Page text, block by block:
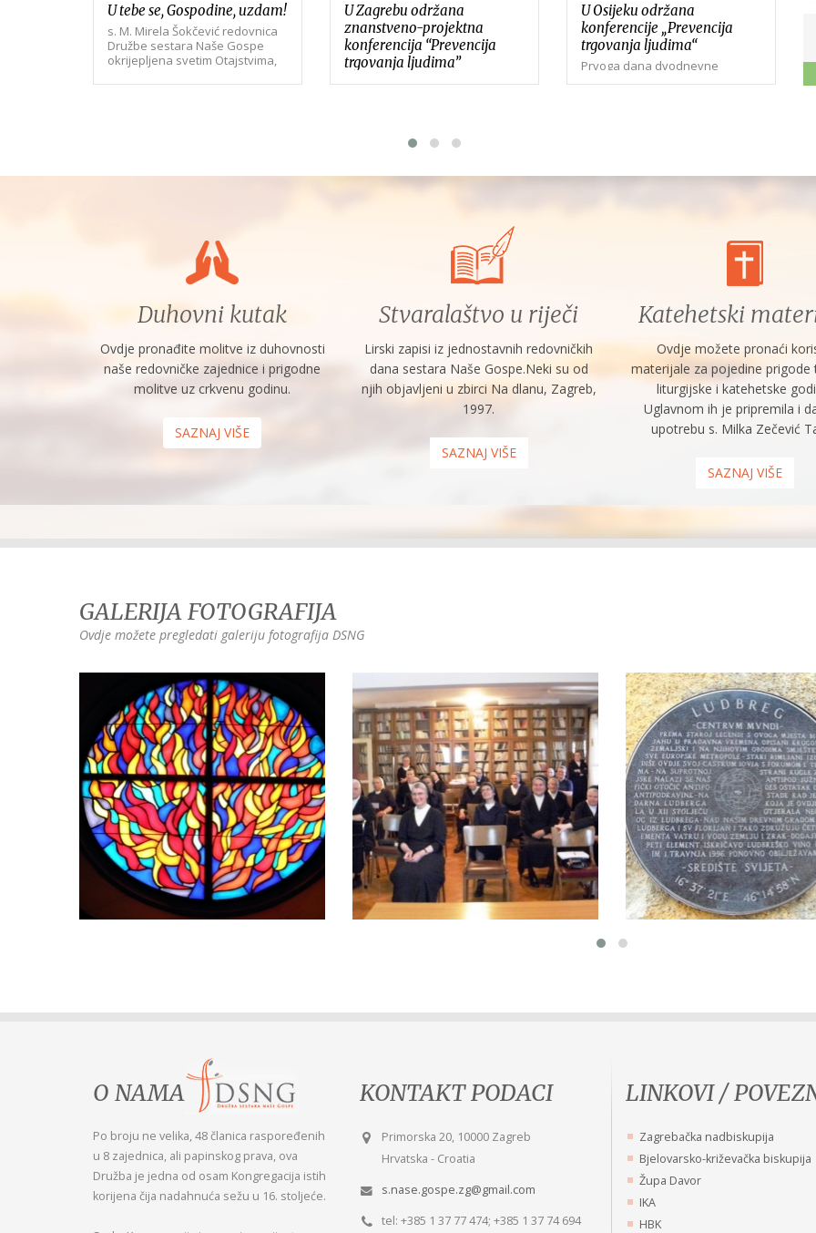
U tebe se, Gospodine, uzdam!
s. M. Mirela Šokčević redovnica
Družbe sestara Naše Gospe
okrijepljena svetim Otajstvima,
preminula 9. siječnja...
U Zagrebu održana
znanstveno-projektna
konferencija “Prevencija
trgovanja ljudima”
Znanstveno-projektna
bogoslovnog fakulteta u
U Osijeku održana
konferencije „Prevencija
trgovanja ljudima“
Prvoga dana dvodnevne
konferencije “Prevencija
Duhovni kutak
Ovdje pronađite molitve iz duhovnosti
naše redovničke zajednice i prigodne
molitve uz crkvenu godinu.
SAZNAJ VIŠE
Stvaralaštvo u riječi
Lirski zapisi iz jednostavnih redovničkih
dana sestara Naše Gospe.Neki su od
njih objavljeni u zbirci Na dlanu, Zagreb,
1997.
SAZNAJ VIŠE
Katehetski
Ovdje možete pronaći
materijale za pojedine prigode
liturgijske i katehetske
Uglavnom ih je pripremila i
upotrebu s. Milka Zečević
SAZNAJ VIŠE
GALERIJA FOTOGRAFIJA
Ovdje možete pregledati galeriju fotografija DSNG
O NAMA
Po broju ne velika, 48 članica raspoređenih
u 8 zajednica, ali papinskog prava, ova
Družba je jedna od osam Kongregacija istih
korijena čija nadahnuća sežu u 16. stoljeće.
KONTAKT PODACI
Primorska 20, 10000 Zagreb
Hrvatska - Croatia
s.nase.gospe.zg@gmail.com
tel: +385 1 37 77 474; +385 1 37 74 694
LINKOVI /
Zagrebačka nadbiskupija
Bjelovarsko-križevačka biskupija
Župa Davor
IKA
HBK
Prava i sabrana molitva dizat će se prema
nebu iz duše: smirene, krotke, blage.
Što koristi dati čovjeku mnogo
ne naučiti ga da bude dobar?
Misli sv. Petra Fouriera